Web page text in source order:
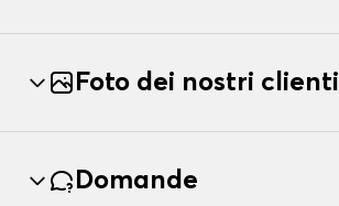
Foto dei nostri clienti
Domande